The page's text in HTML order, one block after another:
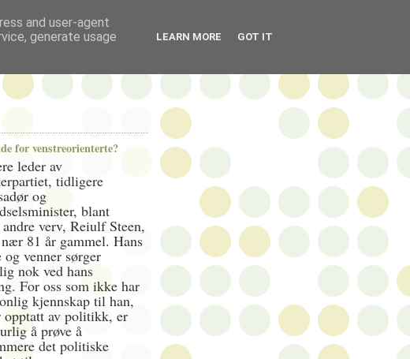
for venstreorienterte?
leder av
tidligere
og
blant
verv, Reiulf Steen,
81 år gammel. Hans
venner sørger
nok ved hans
For oss som ikke har
kjennskap til han,
opptatt av politikk, er
å prøve å
det politiske
and user-agent
generate usage
LEARN MORE GOT IT